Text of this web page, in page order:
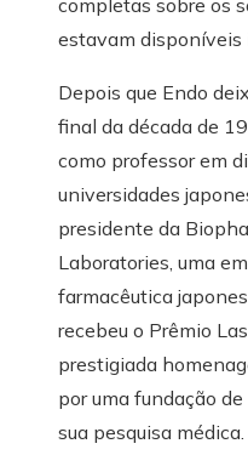
completas sobre os
estavam disponíveis
Depois que Endo
final da década de
como professor em
universidades
presidente da
Laboratories, uma
farmacêutica
recebeu o Prêmio
prestigiada
por uma fundação
sua pesquisa médica.